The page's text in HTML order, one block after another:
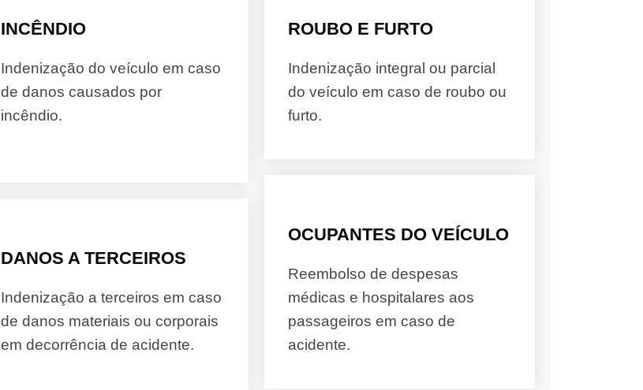
INCÊNDIO
Indenização do veículo em caso
de danos causados por
incêndio.
DANOS A TERCEIROS
Indenização a terceiros em caso
de danos materiais ou corporais
em decorrência de acidente.
ROUBO E FURTO
Indenização integral ou parcial
do veículo em caso de roubo ou
furto.
OCUPANTES DO VEÍCULO
Reembolso de despesas
médicas e hospitalares aos
passageiros em caso de
acidente.